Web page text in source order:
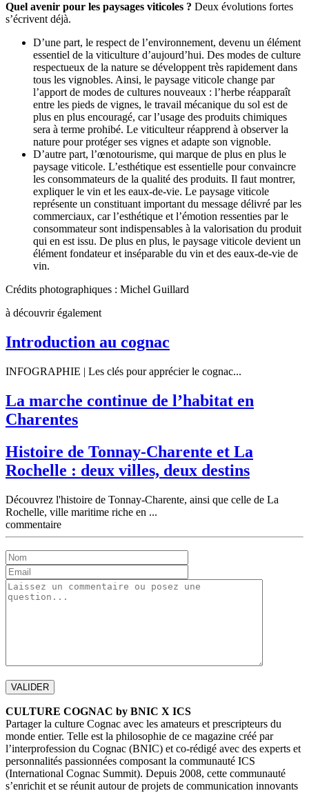
Quel avenir pour les paysages viticoles ? Deux évolutions fortes
s’écrivent déjà.
D’une part, le respect de l’environnement, devenu un élément
essentiel de la viticulture d’aujourd’hui. Des modes de culture
respectueux de la nature se développent très rapidement dans
tous les vignobles. Ainsi, le paysage viticole change par
l’apport de modes de cultures nouveaux : l’herbe réapparaît
entre les pieds de vignes, le travail mécanique du sol est de
plus en plus encouragé, car l’usage des produits chimiques
sera à terme prohibé. Le viticulteur réapprend à observer la
nature pour protéger ses vignes et adapte son vignoble.
D’autre part, l’œnotourisme, qui marque de plus en plus le
paysage viticole. L’esthétique est essentielle pour convaincre
les consommateurs de la qualité des produits. Il faut montrer,
expliquer le vin et les eaux-de-vie. Le paysage viticole
représente un constituant important du message délivré par les
commerciaux, car l’esthétique et l’émotion ressenties par le
consommateur sont indispensables à la valorisation du produit
qui en est issu. De plus en plus, le paysage viticole devient un
élément fondateur et inséparable du vin et des eaux-de-vie de
vin.
Crédits photographiques : Michel Guillard
à découvrir également
Introduction au cognac
INFOGRAPHIE | Les clés pour apprécier le cognac...
La marche continue de l’habitat en
Charentes
Histoire de Tonnay-Charente et La
Rochelle : deux villes, deux destins
Découvrez l'histoire de Tonnay-Charente, ainsi que celle de La
Rochelle, ville maritime riche en ...
commentaire
CULTURE COGNAC by BNIC X ICS
Partager la culture Cognac avec les amateurs et prescripteurs du
monde entier. Telle est la philosophie de ce magazine créé par
l’interprofession du Cognac (BNIC) et co-rédigé avec des experts et
personnalités passionnées composant la communauté ICS
(International Cognac Summit). Depuis 2008, cette communauté
s’enrichit et se réunit autour de projets de communication innovants